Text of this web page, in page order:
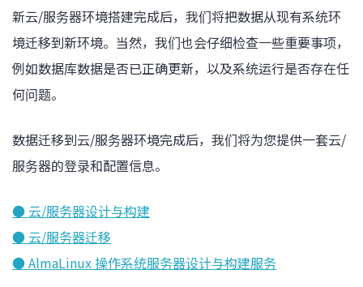
新云/服务器环境搭建完成后，我们将把数据从现有系统环
境迁移到新环境。当然，我们也会仔细检查一些重要事项，
例如数据库数据是否已正确更新，以及系统运行是否存在任
何问题。
数据迁移到云/服务器环境完成后，我们将为您提供一套云/
服务器的登录和配置信息。
● 云/服务器设计与构建
● 云/服务器迁移
● AlmaLinux 操作系统服务器设计与构建服务